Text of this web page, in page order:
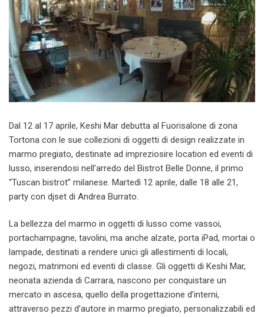
Dal 12 al 17 aprile, Keshi Mar debutta al Fuorisalone di zona
Tortona con le sue collezioni di oggetti di design realizzate in
marmo pregiato, destinate ad impreziosire location ed eventi di
lusso, inserendosi nell’arredo del Bistrot Belle Donne, il primo
“Tuscan bistrot” milanese. Martedì 12 aprile, dalle 18 alle 21,
party con djset di Andrea Burrato.
La bellezza del marmo in oggetti di lusso come vassoi,
portachampagne, tavolini, ma anche alzate, porta iPad, mortai o
lampade, destinati a rendere unici gli allestimenti di locali,
negozi, matrimoni ed eventi di classe. Gli oggetti di Keshi Mar,
neonata azienda di Carrara, nascono per conquistare un
mercato in ascesa, quello della progettazione d’interni,
attraverso pezzi d’autore in marmo pregiato, personalizzabili ed